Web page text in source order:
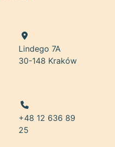
Lindego 7A
30-148 Kraków
+48 12 636 89
25